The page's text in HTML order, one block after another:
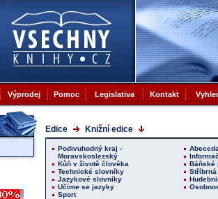
Výprodej Pomoc Legislativa Kontakt
Edice Knižní edice
Podivuhodný kraj -
Moravskoslezský
Kůň v životě člověka
Technické slovníky
Jazykové slovníky
Učíme se jazyky
Sport
Báňské